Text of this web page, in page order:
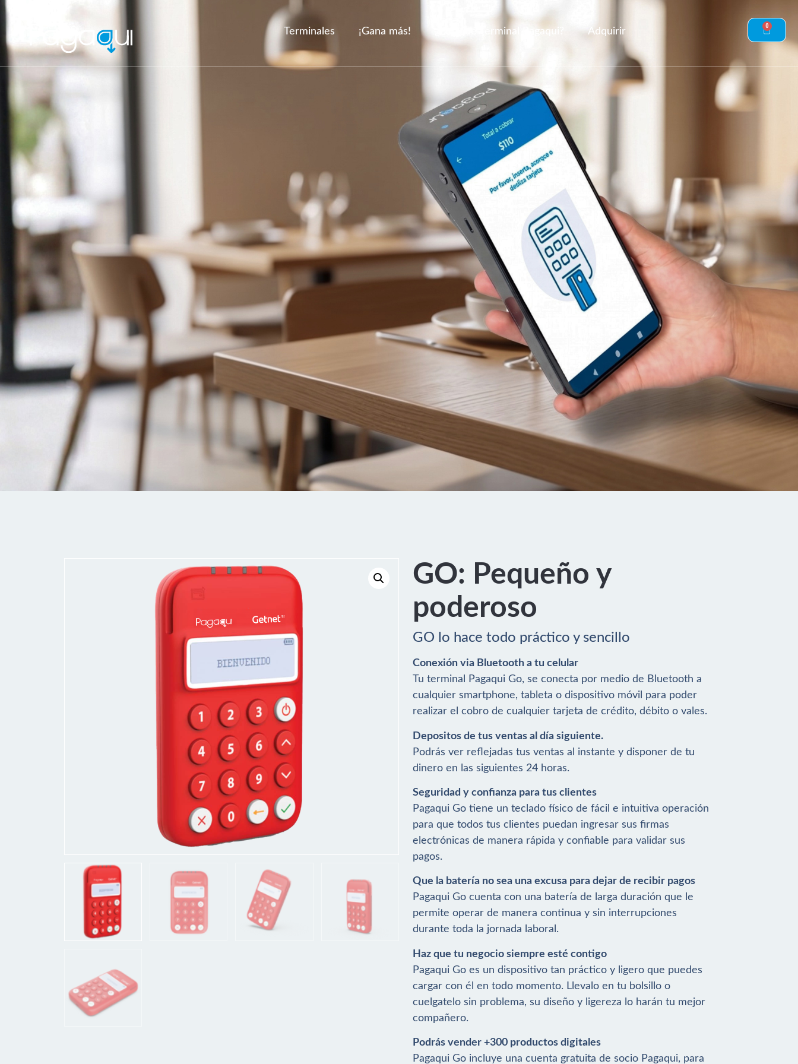
Terminales ¡Gana más! ¿Por qué Terminal Pagaqui? Adquirir
0
GO: Pequeño y
poderoso
GO lo hace todo práctico y sencillo
Conexión via Bluetooth a tu celular
Tu terminal Pagaqui Go, se conecta por medio de Bluetooth a
cualquier smartphone, tableta o dispositivo móvil para poder
realizar el cobro de cualquier tarjeta de crédito, débito o vales.
Depositos de tus ventas al día siguiente.
Podrás ver reflejadas tus ventas al instante y disponer de tu
dinero en las siguientes 24 horas.
Seguridad y confianza para tus clientes
Pagaqui Go tiene un teclado físico de fácil e intuitiva operación
para que todos tus clientes puedan ingresar sus firmas
electrónicas de manera rápida y confiable para validar sus
pagos.
Que la batería no sea una excusa para dejar de recibir pagos
Pagaqui Go cuenta con una batería de larga duración que le
permite operar de manera continua y sin interrupciones
durante toda la jornada laboral.
Haz que tu negocio siempre esté contigo
Pagaqui Go es un dispositivo tan práctico y ligero que puedes
cargar con él en todo momento. Llevalo en tu bolsillo o
cuelgatelo sin problema, su diseño y ligereza lo harán tu mejor
compañero.
Podrás vender +300 productos digitales
Pagaqui Go incluye una cuenta gratuita de socio Pagaqui, para